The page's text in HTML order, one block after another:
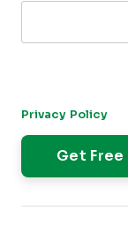
Privacy Policy